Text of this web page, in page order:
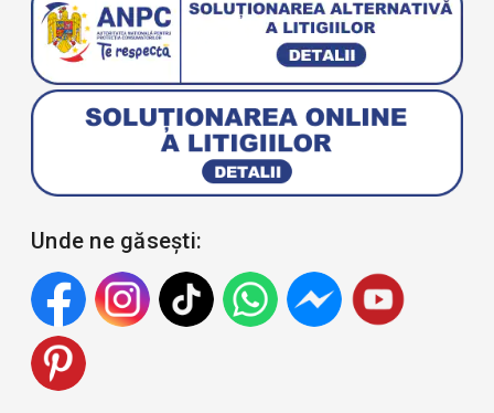
Unde ne găsești: